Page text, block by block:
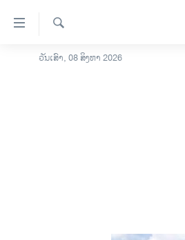
ລິ້ງ
ສຳຫລັບ
ໂຮມເພຈ
ຄົ້ນຫາ
ວັນເສົາ, 08 ສິງຫາ 2026